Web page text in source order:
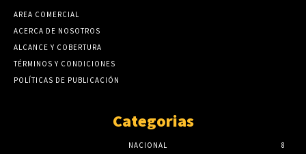
AREA COMERCIAL
ACERCA DE NOSOTROS
ALCANCE Y COBERTURA
TÉRMINOS Y CONDICIONES
POLÍTICAS DE PUBLICACIÓN
Categorias
NACIONAL 8